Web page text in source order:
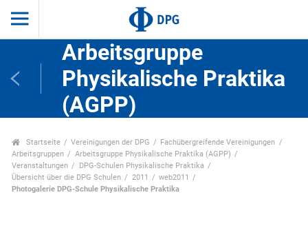
Arbeitsgruppe
Physikalische Praktika
(AGPP)
Startseite Vereinigungen der DPG
Fachübergreifende Vereinigungen
Arbeitsgruppen
Arbeitsgruppe Physikalische Praktika (AGPP)
Veranstaltungen
DPG-Schulen Physikalische Praktika
Übersicht über die DPG Schulen
2011
web2011
Photogalerie DPG-Schule Physikalische Praktika